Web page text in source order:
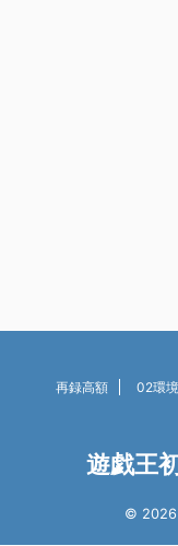
再録高額 02環
遊戯王
© 2026